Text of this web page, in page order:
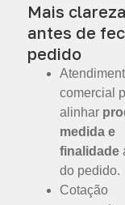
Mais clareza
antes de
pedido
comercial
alinhar
medida e
finalidade
do pedido.
Cotação